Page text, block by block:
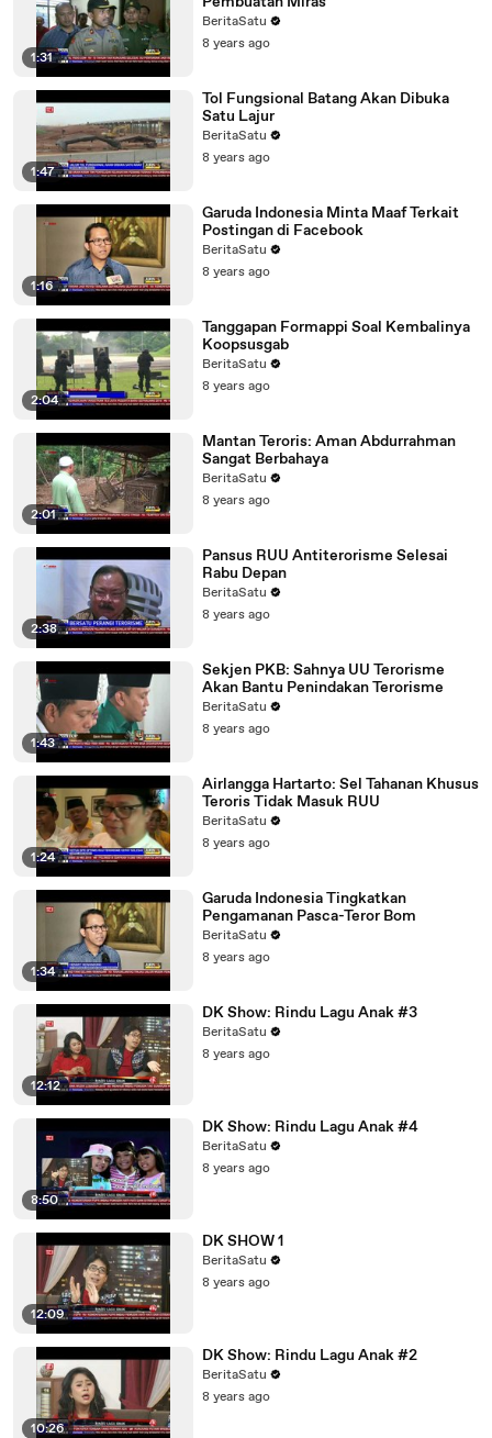
1:31
BeritaSatu
8 years ago
1:47
Tol Fungsional Batang Akan Dibuka
Satu Lajur
BeritaSatu
8 years ago
1:16
Garuda Indonesia Minta Maaf Terkait
Postingan di Facebook
BeritaSatu
8 years ago
2:04
Tanggapan Formappi Soal Kembalinya
Koopsusgab
BeritaSatu
8 years ago
2:01
Mantan Teroris: Aman Abdurrahman
Sangat Berbahaya
BeritaSatu
8 years ago
2:38
Pansus RUU Antiterorisme Selesai
Rabu Depan
BeritaSatu
8 years ago
1:43
Sekjen PKB: Sahnya UU Terorisme
Akan Bantu Penindakan Terorisme
BeritaSatu
8 years ago
1:24
Airlangga Hartarto: Sel Tahanan Khusus
Teroris Tidak Masuk RUU
BeritaSatu
8 years ago
1:34
Garuda Indonesia Tingkatkan
Pengamanan Pasca-Teror Bom
BeritaSatu
8 years ago
12:12
DK Show: Rindu Lagu Anak #3
BeritaSatu
8 years ago
8:50
DK Show: Rindu Lagu Anak #4
BeritaSatu
8 years ago
12:09
DK SHOW 1
BeritaSatu
8 years ago
10:26
DK Show: Rindu Lagu Anak #2
BeritaSatu
8 years ago